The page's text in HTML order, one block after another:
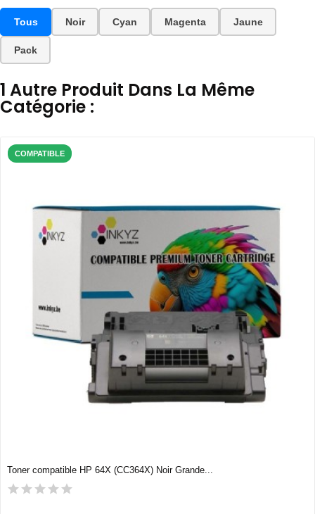
Tous Noir Cyan Magenta Jaune
Pack
1 Autre Produit Dans La Même
Catégorie :
COMPATIBLE
Toner compatible HP 64X (CC364X) Noir Grande...